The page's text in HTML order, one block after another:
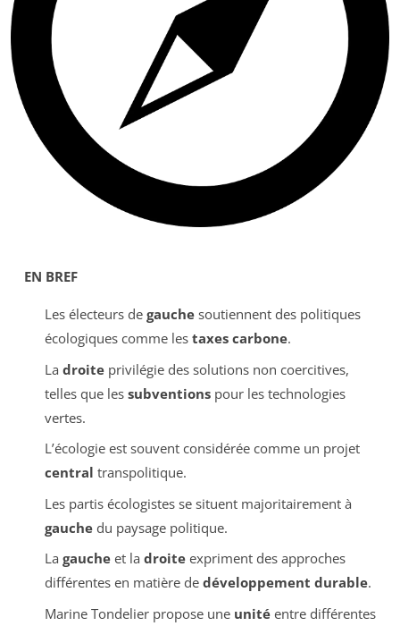
EN BREF
Les électeurs de gauchesoutiennent des politiques
écologiques comme les taxes carbone.
La droiteprivilégie des solutions non coercitives,
telles que les subventionspour les technologies
vertes.
L’écologie est souvent considérée comme un projet
central transpolitique.
Les partis écologistes se situent majoritairement à
gauchedu paysage politique.
La gaucheet la droiteexpriment des approches
différentes en matière de développement durable.
Marine Tondelier propose une unitéentre différentes